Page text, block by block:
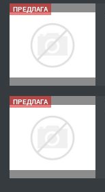
ПРЕДЛАГА
ПРЕДЛАГА